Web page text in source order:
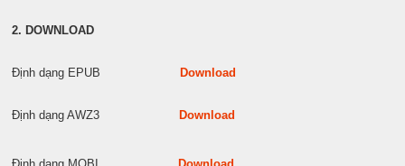
2. DOWNLOAD
Định dạng EPUB Download
Định dạng AWZ3 Download